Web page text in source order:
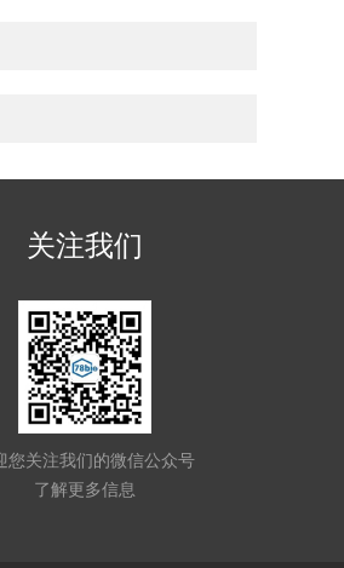
关注我们
您关注我们的微信公众号
了解更多信息